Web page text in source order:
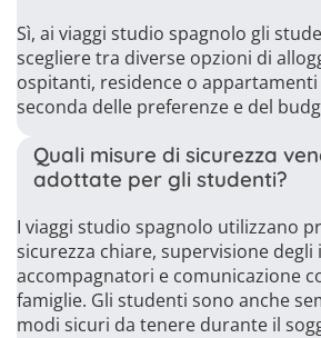
Sì, ai viaggi studio spagnolo gli
scegliere tra diverse opzioni di
ospitanti, residence o appartamenti
seconda delle preferenze e del
Quali misure di sicurezza
adottate per gli studenti?
I viaggi studio spagnolo utilizzano
sicurezza chiare, supervisione degli
accompagnatori e comunicazione
famiglie. Gli studenti sono anche
modi sicuri da tenere durante il